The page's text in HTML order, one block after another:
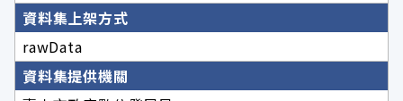
資料集上架方式
rawData
資料集提供機關